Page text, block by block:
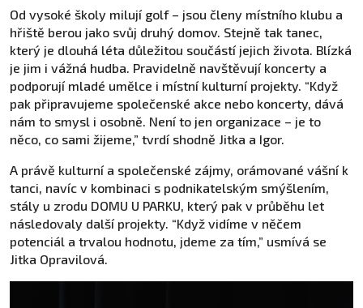
Od vysoké školy milují golf – jsou členy místního klubu a
hřiště berou jako svůj druhý domov. Stejně tak tanec,
který je dlouhá léta důležitou součástí jejich života. Blízká
je jim i vážná hudba. Pravidelně navštěvují koncerty a
podporují mladé umělce i místní kulturní projekty. “Když
pak připravujeme společenské akce nebo koncerty, dává
nám to smysl i osobně. Není to jen organizace – je to
něco, co sami žijeme,” tvrdí shodně Jitka a Igor.
A právě kulturní a společenské zájmy, orámované vášní k
tanci, navíc v kombinaci s podnikatelským smýšlením,
stály u zrodu DOMU U PARKU, který pak v průběhu let
následovaly další projekty. “Když vidíme v něčem
potenciál a trvalou hodnotu, jdeme za tím,” usmívá se
Jitka Opravilová.